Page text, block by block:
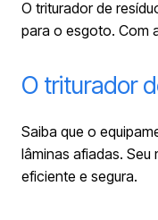
O triturador de
para o esgoto. Com
O triturador
Saiba que o
lâminas afiadas.
eficiente e segura.